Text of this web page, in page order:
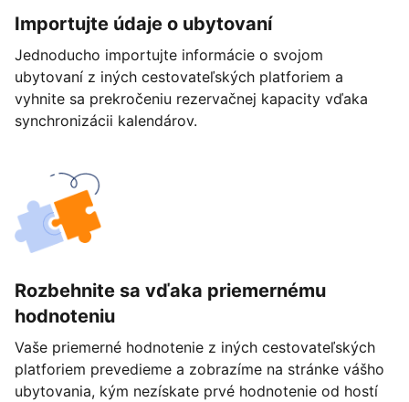
Importujte údaje o ubytovaní
Jednoducho importujte informácie o svojom
ubytovaní z iných cestovateľských platforiem a
vyhnite sa prekročeniu rezervačnej kapacity vďaka
synchronizácii kalendárov.
Rozbehnite sa vďaka priemernému
hodnoteniu
Vaše priemerné hodnotenie z iných cestovateľských
platforiem prevedieme a zobrazíme na stránke vášho
ubytovania, kým nezískate prvé hodnotenie od hostí